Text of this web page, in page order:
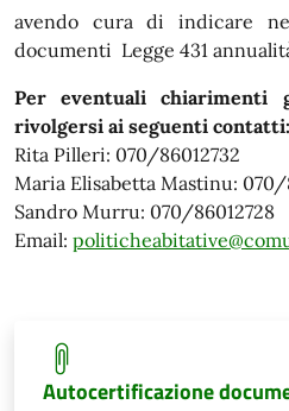
avendo cura di indicare
documenti Legge 431
Per eventuali chiarimenti
rivolgersi ai seguenti contatti:
Rita Pilleri: 070/86012732
Maria Elisabetta Mastinu: 070/
Sandro Murru: 070/86012728
Email:
Autocertificazione